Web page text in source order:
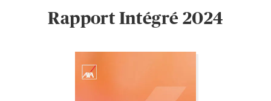
Rapport Intégré 2024